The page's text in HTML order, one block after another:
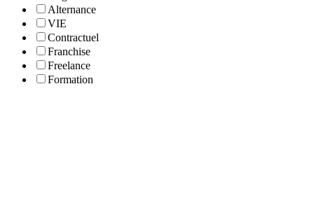
Alternance
VIE
Contractuel
Franchise
Freelance
Formation